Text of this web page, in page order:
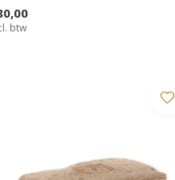
btw